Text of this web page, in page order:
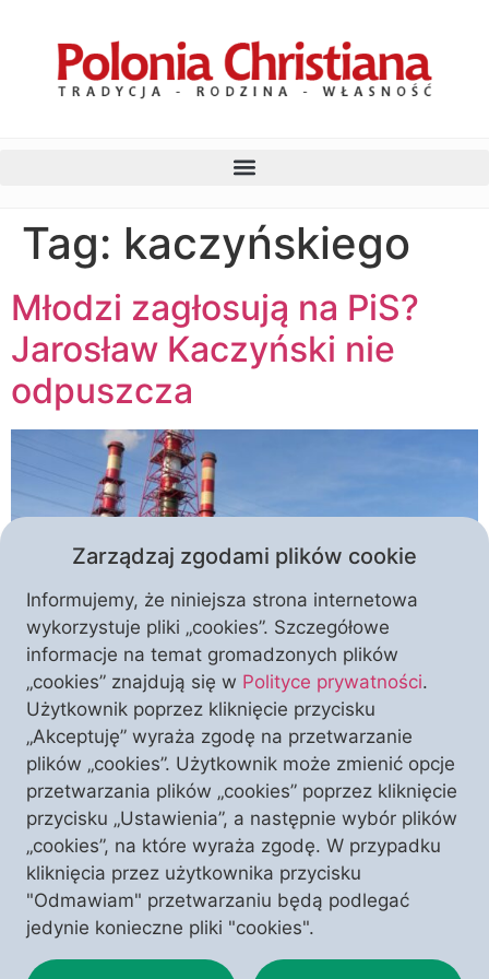
Tag: kaczyńskiego
Młodzi zagłosują na PiS?
Jarosław Kaczyński nie
odpuszcza
Oto partia, która jeszcze niedawno ratowała
górnictwo, teraz wyznaczyła de facto datę końca tej
gałęzi przemysłu, stawiając na zieloną transformację
energetyczną (a za tym idą niemałe pieniądze).
Ratujemy planetę, ratujemy zwierzęta, ratujemy,
ratujemy… Zaraz, zaraz, czyż to nie narracja rodem z
organizowanych przez młodych aktywistów „strajków
klimatycznych”? Radykalne zmiany programowe PiS i
Jarosława Kaczyńskiego bierze […]
Zarządzaj zgodami plików cookie
Informujemy, że niniejsza strona internetowa
wykorzystuje pliki „cookies”. Szczegółowe
informacje na temat gromadzonych plików
„cookies” znajdują się w Polityce prywatności.
Użytkownik poprzez kliknięcie przycisku
„Akceptuję” wyraża zgodę na przetwarzanie
plików „cookies”. Użytkownik może zmienić opcje
przetwarzania plików „cookies” poprzez kliknięcie
przycisku „Ustawienia”, a następnie wybór plików
„cookies”, na które wyraża zgodę. W przypadku
kliknięcia przez użytkownika przycisku
"Odmawiam" przetwarzaniu będą podlegać
jedynie konieczne pliki "cookies".